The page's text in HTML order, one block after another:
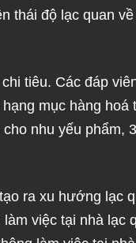
thái độ lạc quan
tiêu. Các đáp
mục hàng hoá
nhu yếu phẩm,
ra xu hướng lạc
việc tại nhà lạc